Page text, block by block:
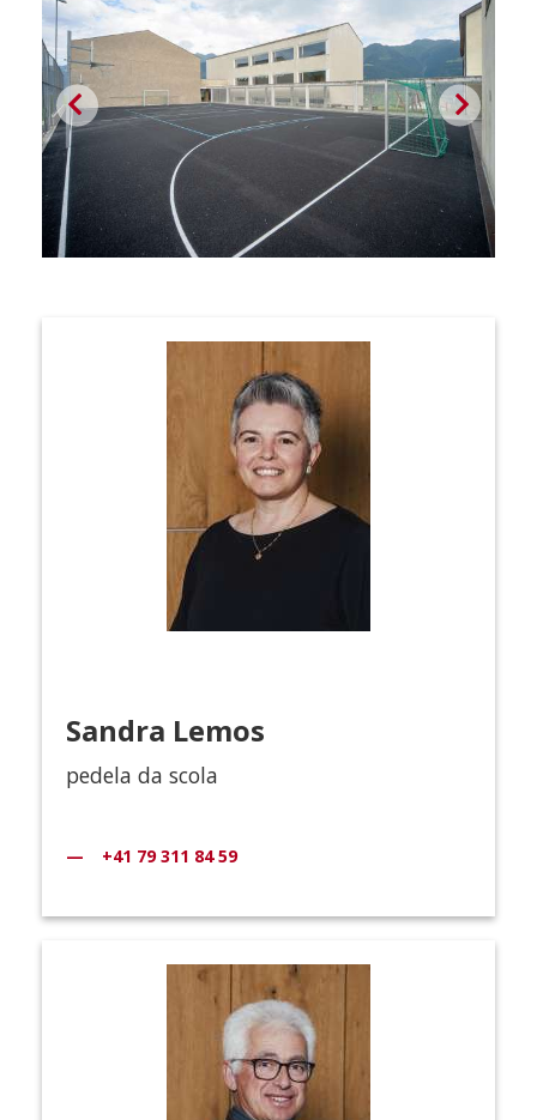
Sandra Lemos
pedela da scola
+41 79 311 84 59